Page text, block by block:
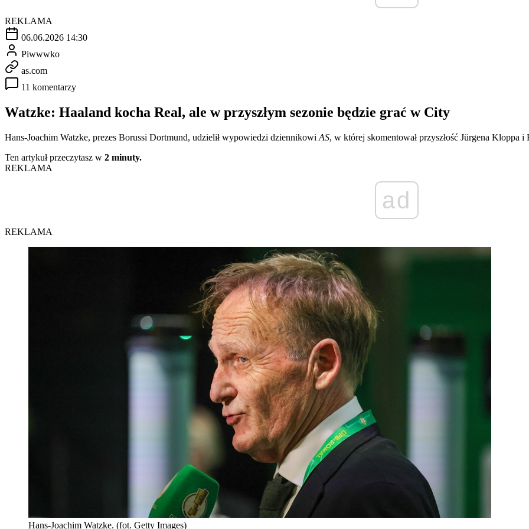
REKLAMA
06.06.2026 14:30
Piwwwko
as.com
11 komentarzy
Watzke: Haaland kocha Real, ale w przyszłym sezonie będzie grać w City
Hans-Joachim Watzke, prezes Borussi Dortmund, udzielił wypowiedzi dziennikowi AS, w której skomentował przyszłość Jürgena Kloppa i
Ten artykuł przeczytasz w 2 minuty.
REKLAMA
ad
REKLAMA
Hans-Joachim Watzke. (fot. Getty Images)